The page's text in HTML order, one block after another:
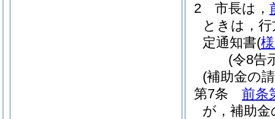
2
市長は，
ときは，
定通知書(
(令8告
(補助金の
第7条
前条
が，補助